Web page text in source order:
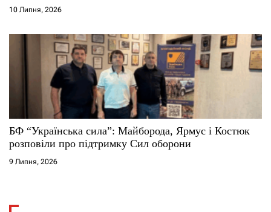
10 Липня, 2026
БФ “Українська сила”: Майборода, Ярмус і Костюк
розповіли про підтримку Сил оборони
9 Липня, 2026